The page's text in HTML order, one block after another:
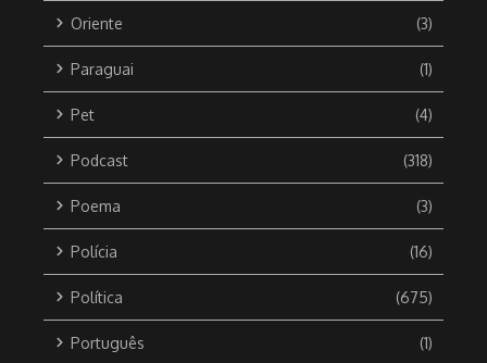
Oriente (3)
Paraguai (1)
Pet (4)
Podcast (318)
Poema (3)
Polícia (16)
Política (675)
Português (1)